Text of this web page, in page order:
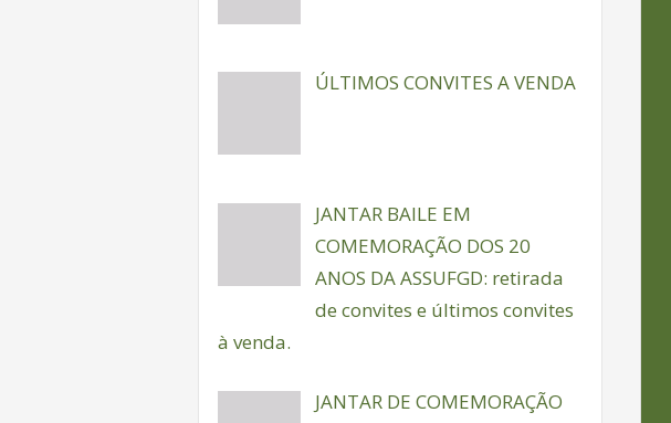
ÚLTIMOS CONVITES A VENDA
JANTAR BAILE EM
COMEMORAÇÃO DOS 20
ANOS DA ASSUFGD: retirada
de convites e últimos convites
à venda.
JANTAR DE COMEMORAÇÃO